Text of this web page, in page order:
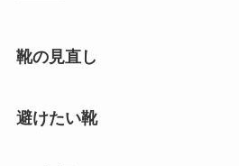
靴の見直し
避けたい靴